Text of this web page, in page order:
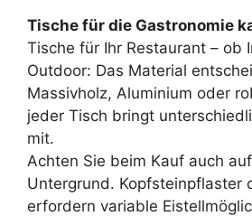
Tische für die Gastronomie
Tische für Ihr Restaurant – ob
Outdoor: Das Material
Massivholz, Aluminium oder
jeder Tisch bringt
mit.
Achten Sie beim Kauf auch
Untergrund. Kopfsteinpflaster
erfordern variable